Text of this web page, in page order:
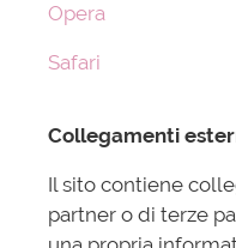
Opera
Safari
Collegamenti
Il sito contiene
partner o di terze